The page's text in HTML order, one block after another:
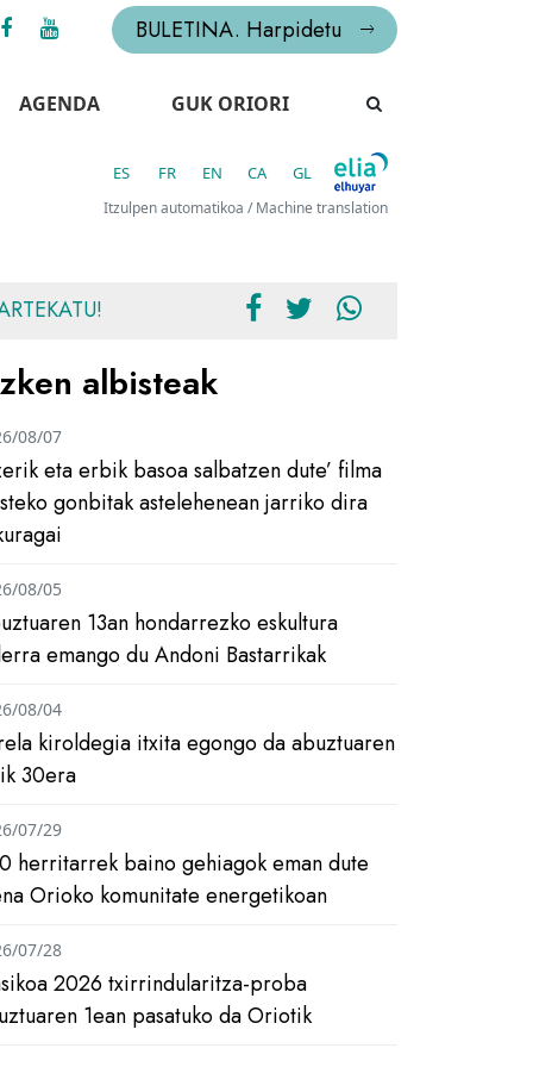
BULETINA. Harpidetu
AGENDA GUK ORIORI
ES FR EN CA GL
Itzulpen automatikoa / Machine translation
albisteak
eta erbik basoa salbatzen dute’ filma
gonbitak astelehenean jarriko dira
08/07
13an hondarrezko eskultura
emango du Andoni Bastarrikak
08/05
kiroldegia itxita egongo da abuztuaren
30era
08/04
herritarrek baino gehiagok eman dute
Orioko komunitate energetikoan
07/29
2026 txirrindularitza-proba
1ean pasatuko da Oriotik
07/28